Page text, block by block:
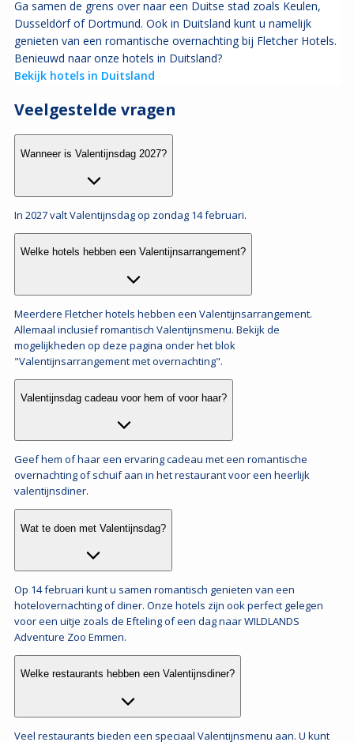
Ga samen de grens over naar een Duitse stad zoals Keulen,
Dusseldörf of Dortmund. Ook in Duitsland kunt u namelijk
genieten van een romantische overnachting bij Fletcher Hotels.
Benieuwd naar onze hotels in Duitsland?
Bekijk hotels in Duitsland
Veelgestelde vragen